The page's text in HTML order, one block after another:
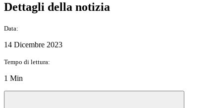
Dettagli della notizia
Data:
14 Dicembre 2023
Tempo di lettura:
1 Min